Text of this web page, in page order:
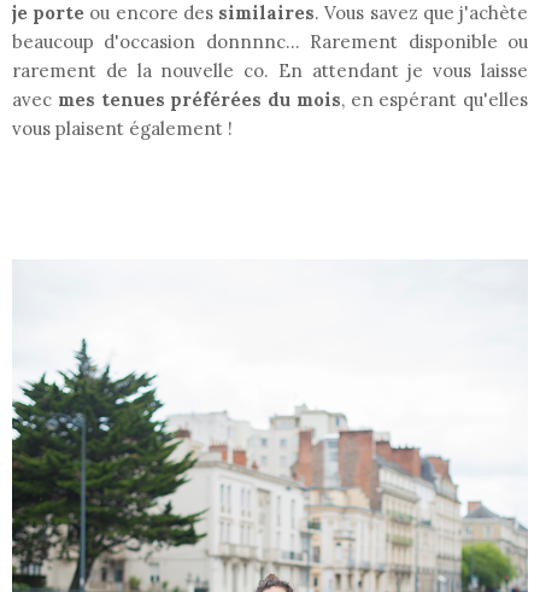
je porte ou encore des similaires. Vous savez que j'achète
beaucoup d'occasion donnnnc... Rarement disponible ou
rarement de la nouvelle co. En attendant je vous laisse
avec mes tenues préférées du mois, en espérant qu'elles
vous plaisent également !